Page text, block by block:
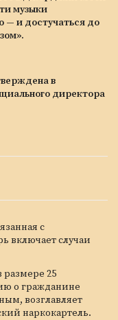
музыки
— и достучаться до
в
директора
с
включает случаи
25
о гражданине
возглавляет
наркокартель.